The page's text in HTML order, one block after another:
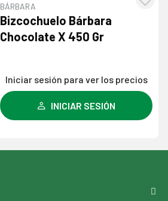
BÁRBARA
Bizcochuelo Bárbara
Chocolate X 450 Gr
Iniciar sesión para ver los precios
INICIAR SESIÓN